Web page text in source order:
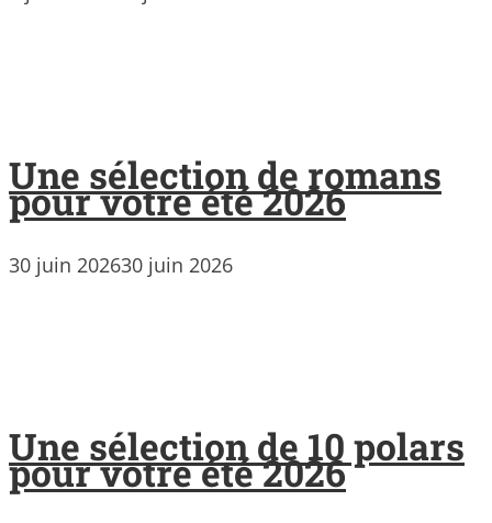
Une sélection de romans
pour votre été 2026
30 juin 202630 juin 2026
Une sélection de 10 polars
pour votre été 2026